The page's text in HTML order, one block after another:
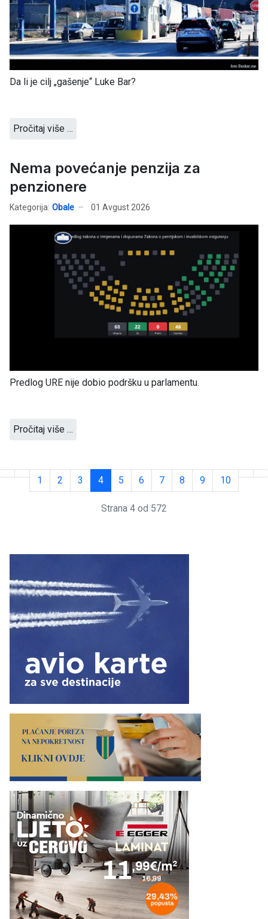
Da li je cilj „gašenje“ Luke Bar?
Pročitaj više …
Nema povećanje penzija za
penzionere
Kategorija: Obale 01 Avgust 2026
Predlog URE nije dobio podršku u parlamentu.
Pročitaj više …
1 2 3 4 5 6 7 8 9 10
Strana 4 od 572